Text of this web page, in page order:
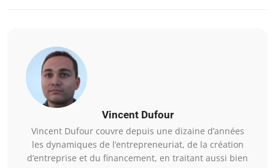
Vincent Dufour
Vincent Dufour couvre depuis une dizaine d’années
les dynamiques de l’entrepreneuriat, de la création
d’entreprise et du financement, en traitant aussi bien